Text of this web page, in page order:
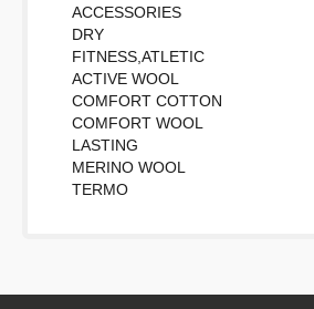
ACCESSORIES
DRY
FITNESS,ATLETIC
ACTIVE WOOL
COMFORT COTTON
COMFORT WOOL
LASTING
MERINO WOOL
TERMO